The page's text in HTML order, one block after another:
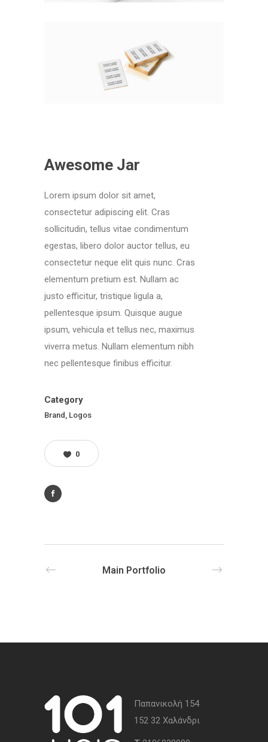
Awesome Jar
Lorem ipsum dolor sit amet,
consectetur adipiscing elit. Cras
sollicitudin, tellus vitae condimentum
egestas, libero dolor auctor tellus, eu
consectetur neque elit quis nunc. Cras
elementum pretium est. Nullam ac
justo efficitur, tristique ligula a,
pellentesque ipsum. Quisque augue
ipsum, vehicula et tellus nec, maximus
viverra metus. Nullam elementum nibh
nec pellentesque finibus efficitur.
Category
Brand, Logos
0
Main Portfolio
Παπανικολή 154
152 32 Χαλάνδρι